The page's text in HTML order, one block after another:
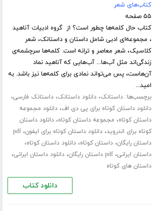
کتاب‌های شعر
۵۵ صفحه
کتاب حال کلمه‌ها چطور است؟ از گروه ادبیات آناهید
، مجموعه‌ای ادبی شامل داستان و داستانک، شعر
کلاسیک، شعر معاصر و ترانه است. کلمه‌ها سرچشمه‌ی
زندگی‌اند مثل آب‌ها... آب‌هایی که آناهید نماد
آن‌هاست، پس می‌تواند نمادی برای کلمه‌ها نیز باشد. به
امید...
برچسب‌ها:داستانک،دانلود داستانک،داستانک فارسی،
دانلود داستان کوتاه برای پی دی اف،دانلود مجموعه
داستان کوتاه، مجموعه داستان کوتاه،دانلود داستان
کوتاه برای اندروید،دانلود داستان کوتاه برای ایفون،pdf
داستان رایگان،داستان کوتاه،دانلود داستان کوتاه،
داستان ایرانی،pdf داستان رایگان ،دانلود داستان ایرانی،
داستان های کوتاه
دانلود کتاب